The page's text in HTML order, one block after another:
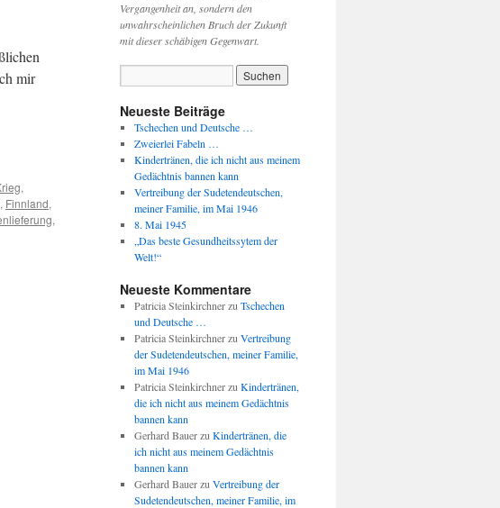
mir
,
, Finnland,
,
Vergangenheit an, sondern den
unwahrscheinlichen Bruch der Zukunft
mit dieser schäbigen Gegenwart.
Neueste Beiträge
Tschechen und Deutsche …
Zweierlei Fabeln …
Kindertränen, die ich nicht aus meinem
Gedächtnis bannen kann
Vertreibung der Sudetendeutschen,
meiner Familie, im Mai 1946
8. Mai 1945
„Das beste Gesundheitssytem der
Welt!“
Neueste Kommentare
Patricia Steinkirchnerzu Tschechen
und Deutsche …
Patricia Steinkirchnerzu Vertreibung
der Sudetendeutschen, meiner Familie,
im Mai 1946
Patricia Steinkirchnerzu Kindertränen,
die ich nicht aus meinem Gedächtnis
bannen kann
Gerhard Bauerzu Kindertränen, die
ich nicht aus meinem Gedächtnis
bannen kann
Gerhard Bauerzu Vertreibung der
Sudetendeutschen, meiner Familie, im